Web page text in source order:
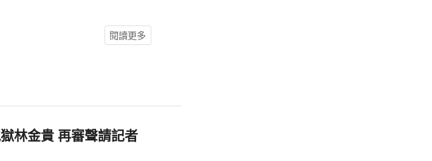
閱讀更多
林金貴 再審聲請記者